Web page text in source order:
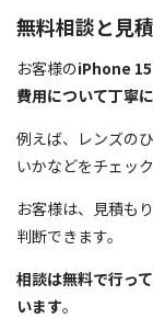
無料相談と見
お客様のiPhone
費用について丁寧
例えば、レンズの
いかなどをチェック
お客様は、見積も
判断できます。
相談は無料で行っ
います。